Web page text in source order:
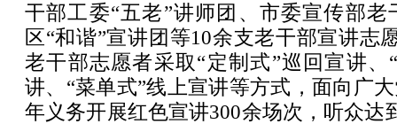
干部工委“五老”讲师团、市委宣传部
区“和谐”宣讲团等10余支老干部宣讲志
老干部志愿者采取“定制式”巡回宣讲、
讲、“菜单式”线上宣讲等方式，面向广
年义务开展红色宣讲300余场次，听众达